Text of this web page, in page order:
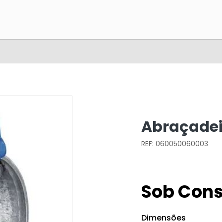
REF: 060050060003
Sob
Dimensões